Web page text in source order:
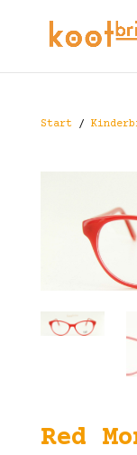
Start/
Red